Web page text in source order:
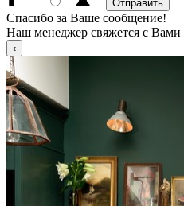
Спасибо за Ваше сообщение!
Наш менеджер свяжется с